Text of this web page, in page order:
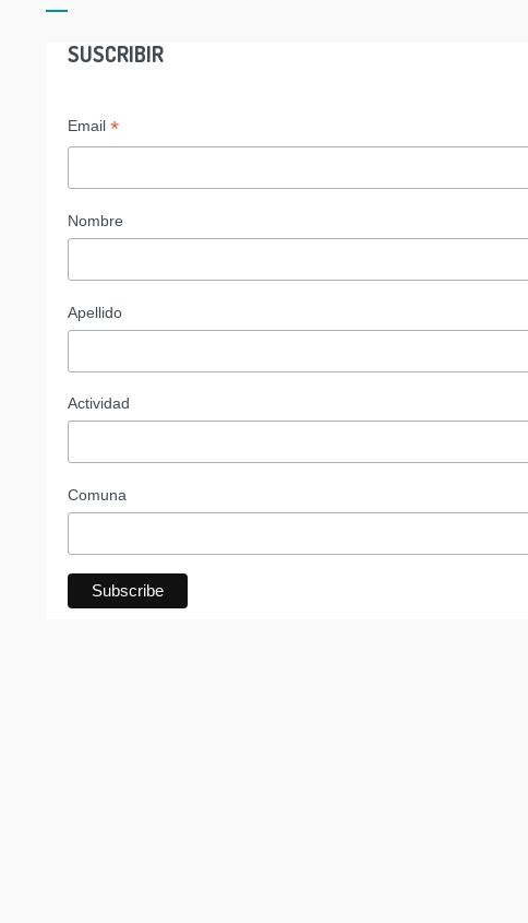
SUSCRIBIR
Email *
Nombre
Apellido
Actividad
Comuna